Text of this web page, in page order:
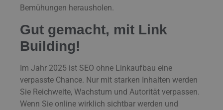
Bemühungen herausholen.
Gut gemacht, mit Link
Building!
Im Jahr 2025 ist SEO ohne Linkaufbau eine
verpasste Chance. Nur mit starken Inhalten werden
Sie Reichweite, Wachstum und Autorität verpassen.
Wenn Sie online wirklich sichtbar werden und